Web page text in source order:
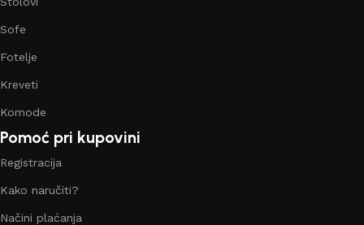
Sofe
Fotelje
Kreveti
Komode
Pomoć pri kupovini
Registracija
Kako naručiti?
Načini plaćanja